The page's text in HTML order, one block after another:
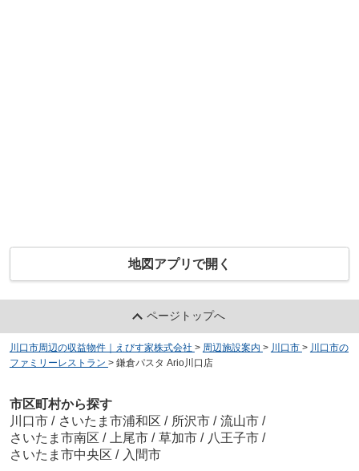
地図アプリで開く
ページトップへ
川口市周辺の収益物件｜えびす家株式会社 > 周辺施設案内 > 川口市 > 川口市の
ファミリーレストラン > 鎌倉パスタ Ario川口店
市区町村から探す
川口市 / さいたま市浦和区 / 所沢市 / 流山市 /
さいたま市南区 / 上尾市 / 草加市 / 八王子市 /
さいたま市中央区 / 入間市